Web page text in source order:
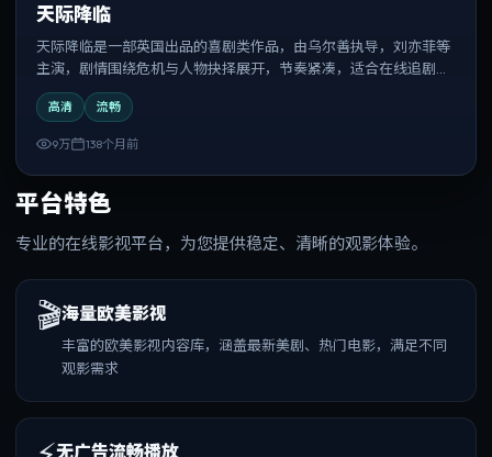
天际降临
天际降临是一部英国出品的喜剧类作品，由乌尔善执导，刘亦菲等
主演，剧情围绕危机与人物抉择展开，节奏紧凑，适合在线追剧与
反复观看。
高清 流畅
9万 138个月前
平台特色
专业的在线影视平台，为您提供稳定、清晰的观影体验。
🎬海量欧美影视
丰富的欧美影视内容库，涵盖最新美剧、热门电影，满足不同
观影需求
无广告流畅播放